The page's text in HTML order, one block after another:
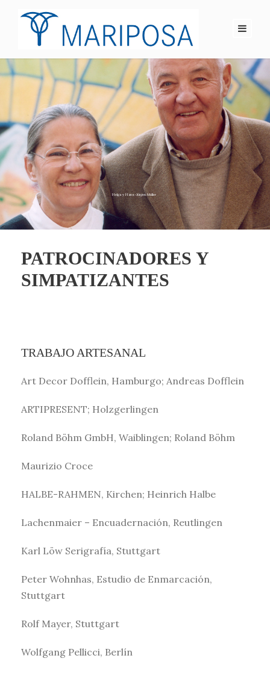
PATROCINADORES Y
SIMPATIZANTES
TRABAJO ARTESANAL
Art Decor Dofflein, Hamburgo; Andreas Dofflein
ARTIPRESENT; Holzgerlingen
Roland Böhm GmbH, Waiblingen; Roland Böhm
Maurizio Croce
HALBE-RAHMEN, Kirchen; Heinrich Halbe
Lachenmaier – Encuadernación, Reutlingen
Karl Löw Serigrafía, Stuttgart
Peter Wohnhas, Estudio de Enmarcación,
Stuttgart
Rolf Mayer, Stuttgart
Wolfgang Pellicci, Berlín